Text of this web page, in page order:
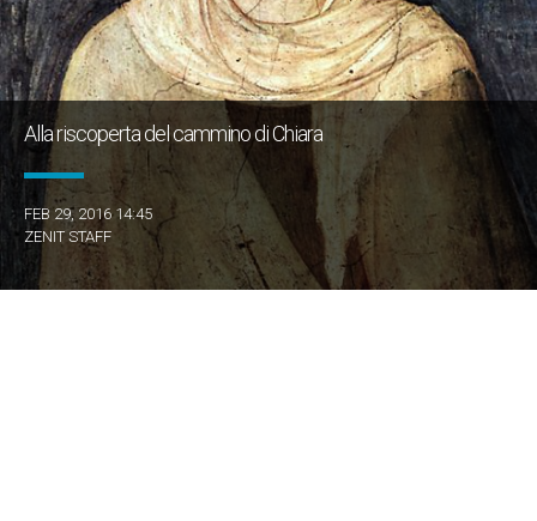
Alla riscoperta del cammino di Chiara
FEB 29, 2016 14:45
ZENIT STAFF